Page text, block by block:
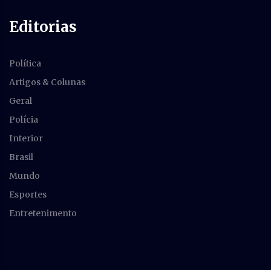
Editorias
Política
Artigos & Colunas
Geral
Polícia
Interior
Brasil
Mundo
Esportes
Entretenimento